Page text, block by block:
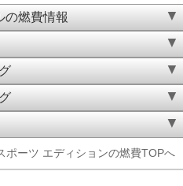
の燃費情報
ーツ エディションの燃費TOPへ